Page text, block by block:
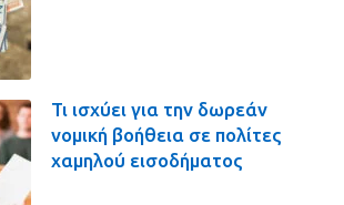
Τι ισχύει για την δωρεάν
νομική βοήθεια σε πολίτες
χαμηλού εισοδήματος